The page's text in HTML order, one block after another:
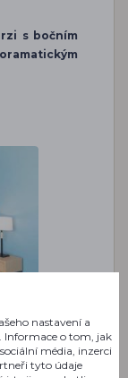
s bočním
nastavení a
Informace o tom, jak
média, inzerci
tyto údaje